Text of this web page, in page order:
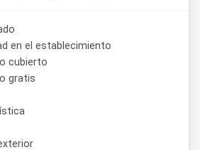
en el establecimiento
cubierto
gratis